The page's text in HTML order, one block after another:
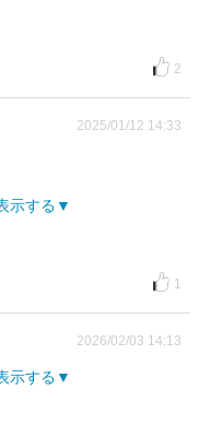
2
2025/01/12 14:33
示する
1
2026/02/03 14:13
示する